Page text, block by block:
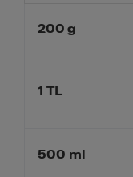
200 g
1 TL
500 ml